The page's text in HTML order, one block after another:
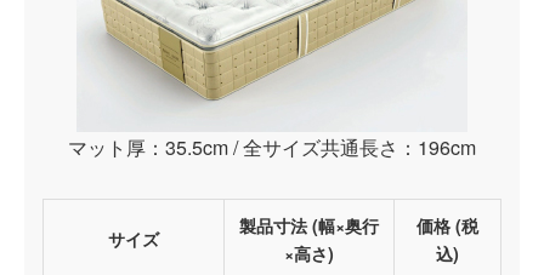
マット厚：35.5cm / 全サイズ共通長さ：196cm
サイズ
製品寸法 (幅×奥行
×高さ)
価格 (税
込)